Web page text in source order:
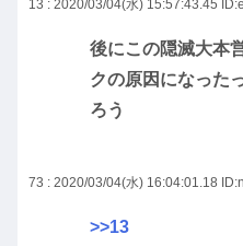
13 : 2020/03/04(水) 15:57:43.45
後にこの隠滅大本
クの原因になった
ろう
73 : 2020/03/04(水) 16:04:01.18
>>13